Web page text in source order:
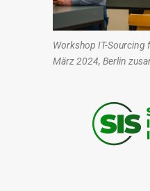
Workshop IT-Sourcing
März 2024, Berlin